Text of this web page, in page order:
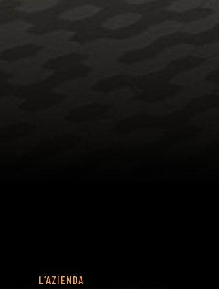
L’AZIENDA